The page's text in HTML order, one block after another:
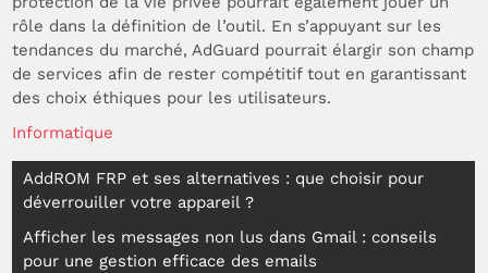
rôle dans la définition de l’outil. En s’appuyant sur les
tendances du marché, AdGuard pourrait élargir son champ
de services afin de rester compétitif tout en garantissant
des choix éthiques pour les utilisateurs.
Informatique
Navigation
de
l’article
AddROM FRP et ses alternatives : que choisir pour
déverrouiller votre appareil ?
Afficher les messages non lus dans Gmail : conseils
pour une gestion efficace des emails